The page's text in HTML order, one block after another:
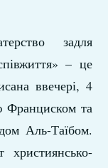
задля
– це
ввечері, 4
Франциском та
Аль-Таїбом.